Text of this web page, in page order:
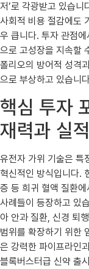
저’로 각광받고 있습
사회적 비용 절감에도
우 큽니다. 투자 관점
으로 고성장을 지속할
폴리오의 방어적 성격
으로 부상하고 있습니
핵심 투자
재력과 실
유전자 가위 기술은 특
혁신적인 방식입니다.
증 등 희귀 혈액 질환
사례들이 등장하고 있
아 안과 질환, 신경 퇴
범위를 확장하기 위한
은 강력한 파이프라인
블록버스터급 신약 출